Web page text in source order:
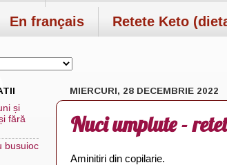
En français Retete Keto
MIERCURI, 28 DECEMBRIE 2022
Nuci umplute -
Aminitiri din copilarie.
și
fără
busuioc